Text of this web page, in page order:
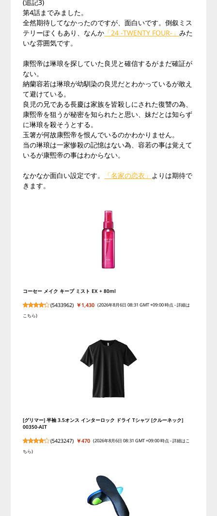
(追記3)
第4話までみました。
全然期待してなかったのですが、面白いです。倒叙ミス
テリーぽくもあり、なんか 「24 -TWENTY FOUR-」みた
いな雰囲気です。
康煕帝は琳琅を探していた良児と確信するがまだ確証が
ない。
納蘭容若は琳琅が幼馴染の良児だとわかっているが敢え
て避けている。
良児の兄である長慶は家族を皆殺しにされた復讐の為、
康煕帝を狙うが秘密を知られたと思い、妹だとは知らず
に琳琅を殺そうとする。
玉箸が何故康煕帝を恨んでいるのかわかりません。
当の琳琅は一家惨殺の記憶はない為、容若の事は覚えて
いるが康煕帝の事はわからない。
なかなか面白い設定です。 「名家の恋衣」 よりは期待で
きます。
コーセー メイク キープ ミスト EX + 80ml
(5433962) ￥1,430 (2026年8月6日 08:31 GMT +09:00 時点 -詳細は
こちら)
[グリマー] 半袖 3.5オンス インターロック ドライ Tシャツ [クルーネック]
00350-AIT
(5423247) ￥470 (2026年8月6日 08:31 GMT +09:00 時点 -詳細はこ
ちら)